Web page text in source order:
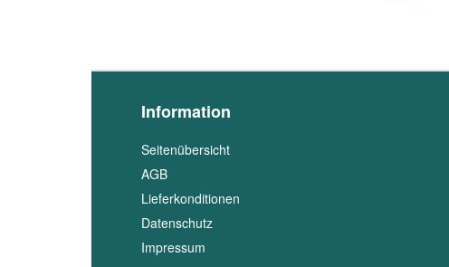
Information
Seitenübersicht
AGB
Lieferkonditionen
Datenschutz
Impressum